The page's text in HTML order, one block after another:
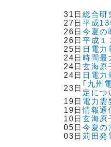
31日 総合研
27日 平成
26日 今夏の
26日 平成
25日 日電
24日 時間
24日 玄海原
24日 日電
23日
｢九州
定につ
19日 電力需
19日情報通
10日 玄海原
05日 今夏の
03日 苅田発